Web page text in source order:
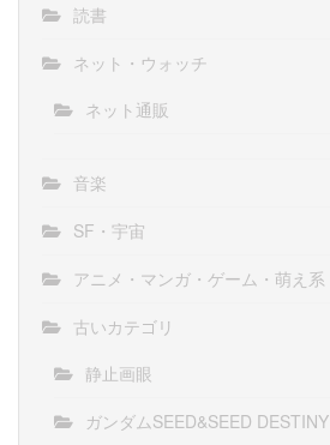
読書
ネット・ウォッチ
ネット通販
音楽
SF・宇宙
アニメ・マンガ・ゲーム・萌え系
古いカテゴリ
静止画眼
ガンダムSEED&SEED DESTINY